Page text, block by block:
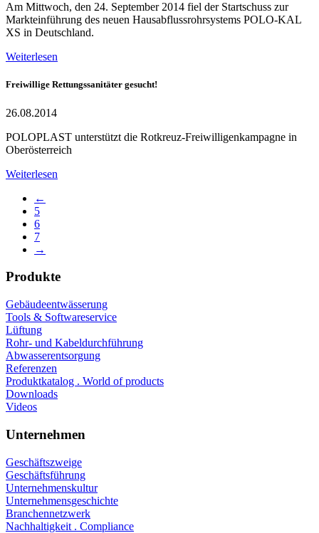
Am Mittwoch, den 24. September 2014 fiel der Startschuss zur
Markteinführung des neuen Hausabflussrohrsystems POLO-KAL
XS in Deutschland.
Weiterlesen
Freiwillige Rettungssanitäter gesucht!
26.08.2014
POLOPLAST unterstützt die Rotkreuz-Freiwilligenkampagne in
Oberösterreich
Weiterlesen
←
5
6
7
→
Produkte
Gebäudeentwässerung
Tools & Softwareservice
Lüftung
Rohr- und Kabeldurchführung
Abwasserentsorgung
Referenzen
Produktkatalog . World of products
Downloads
Videos
Unternehmen
Geschäftszweige
Geschäftsführung
Unternehmenskultur
Unternehmensgeschichte
Branchennetzwerk
Nachhaltigkeit . Compliance